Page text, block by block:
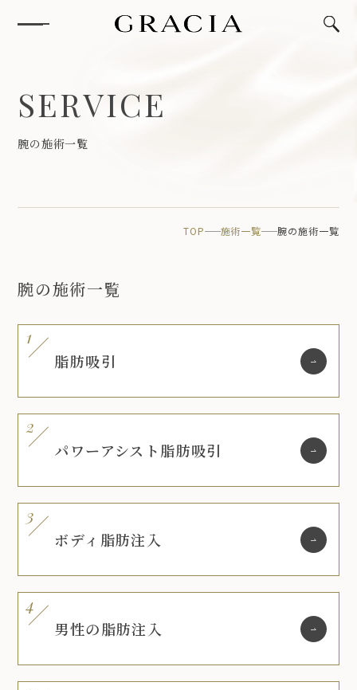
SERVICE
腕の施術一覧
TOP 施術一覧 腕の施術一覧
腕の施術一覧
脂肪吸引
パワーアシスト脂肪吸引
ボディ脂肪注入
男性の脂肪注入